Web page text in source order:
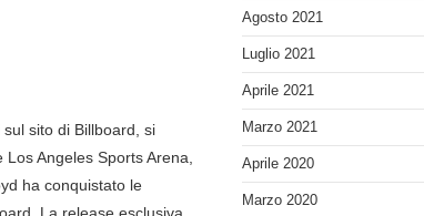
sito di Billboard, si
Angeles Sports Arena,
ha conquistato le
La release esclusiva
Agosto 2021
Luglio 2021
Aprile 2021
Marzo 2021
Aprile 2020
Marzo 2020